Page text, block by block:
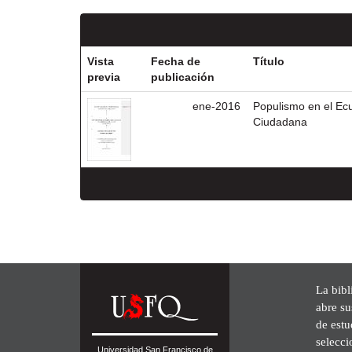
Vista
previa
Fecha de
publicación
Título
ene-2016
Populismo en el
Ciudadana
Universidad San Francisco de
La
abre
de